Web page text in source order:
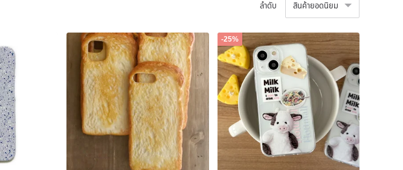
ลำดับ สินค้ายอดนิยม
-25%